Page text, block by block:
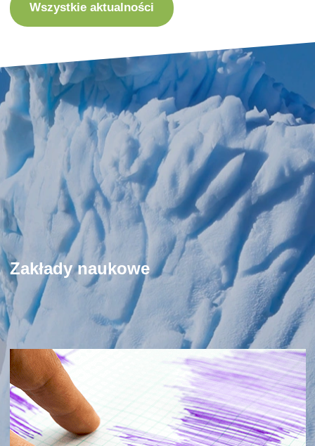
Wszystkie aktualności
Zakłady naukowe